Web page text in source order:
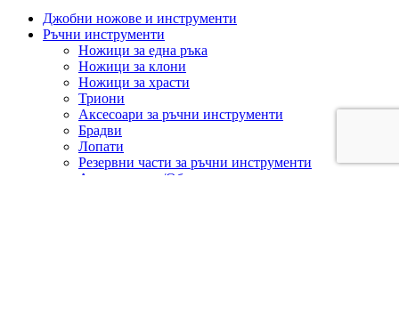
Джобни ножове и инструменти
Ръчни инструменти
Ножици за една ръка
Ножици за клони
Ножици за храсти
Триони
Аксесоари за ръчни инструменти
Брадви
Лопати
Резервни части за ръчни инструменти
Ашладисване/Облагородяване